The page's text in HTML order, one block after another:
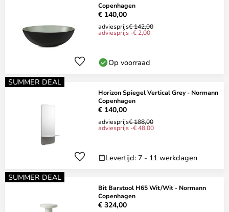
Copenhagen
€ 140,00
adviesprijs€ 142,00
adviesprijs -€ 2,00
Op voorraad
SUMMER DEAL
Horizon Spiegel Vertical Grey - Normann
Copenhagen
€ 140,00
adviesprijs€ 188,00
adviesprijs -€ 48,00
Levertijd: 7 - 11 werkdagen
SUMMER DEAL
Bit Barstool H65 Wit/Wit - Normann
Copenhagen
€ 324,00